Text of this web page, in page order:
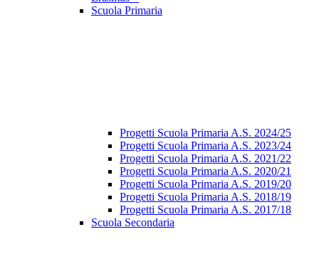
Scuola Primaria
Progetti Scuola Primaria A.S. 2024/25
Progetti Scuola Primaria A.S. 2023/24
Progetti Scuola Primaria A.S. 2021/22
Progetti Scuola Primaria A.S. 2020/21
Progetti Scuola Primaria A.S. 2019/20
Progetti Scuola Primaria A.S. 2018/19
Progetti Scuola Primaria A.S. 2017/18
Scuola Secondaria